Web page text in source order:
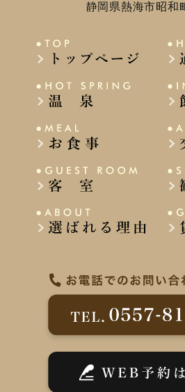
静岡県熱海市昭和